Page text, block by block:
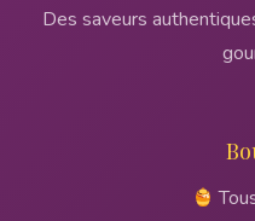
Des saveurs